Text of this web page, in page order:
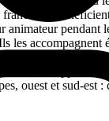
animateur pendant
les accompagnent
de leurs six
d’autres
ouest et sud-est :